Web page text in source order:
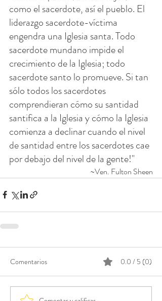
como el sacerdote, así el pueblo. El
liderazgo sacerdote-víctima
engendra una Iglesia santa. Todo
sacerdote mundano impide el
crecimiento de la Iglesia; todo
sacerdote santo lo promueve. Si tan
sólo todos los sacerdotes
comprendieran cómo su santidad
santifica a la Iglesia y cómo la Iglesia
comienza a declinar cuando el nivel
de santidad entre los sacerdotes cae
por debajo del nivel de la gente!"
~Ven. Fulton Sheen
Comentarios 0.0 / 5 (0)